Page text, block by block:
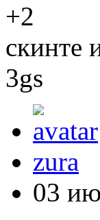
+2
скинте
3gs
zura
03